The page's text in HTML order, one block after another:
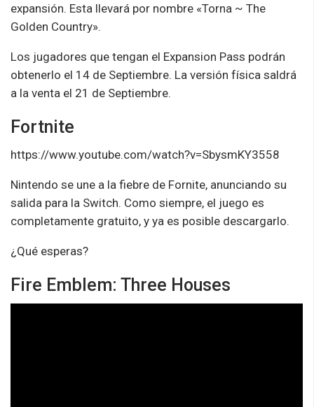
expansión. Esta llevará por nombre «Torna ~ The
Golden Country».
Los jugadores que tengan el Expansion Pass podrán
obtenerlo el 14 de Septiembre. La versión física saldrá
a la venta el 21 de Septiembre.
Fortnite
https://www.youtube.com/watch?v=SbysmKY3558
Nintendo se une a la fiebre de Fornite, anunciando su
salida para la Switch. Como siempre, el juego es
completamente gratuito, y ya es posible descargarlo.
¿Qué esperas?
Fire Emblem: Three Houses